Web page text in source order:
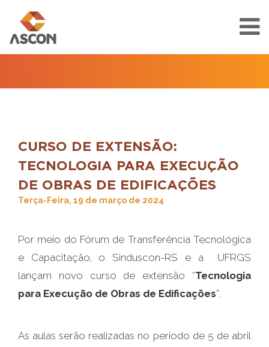
CURSO DE EXTENSÃO:
TECNOLOGIA PARA EXECUÇÃO
DE OBRAS DE EDIFICAÇÕES
Terça-Feira, 19 de março de 2024
Por meio do Fórum de Transferência Tecnológica
e Capacitação, o Sinduscon-RS e a UFRGS
lançam novo curso de extensão “Tecnologia
para Execução de Obras de Edificações”.
As aulas serão realizadas no período de 5 de abril